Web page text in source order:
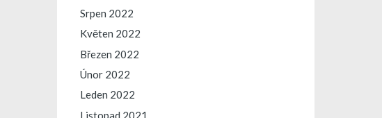
Srpen 2022
Květen 2022
Březen 2022
Únor 2022
Leden 2022
Listopad 2021